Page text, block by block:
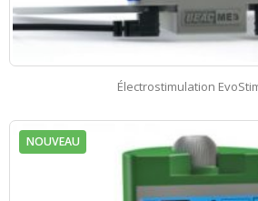
Électrostimulation
NOUVEAU